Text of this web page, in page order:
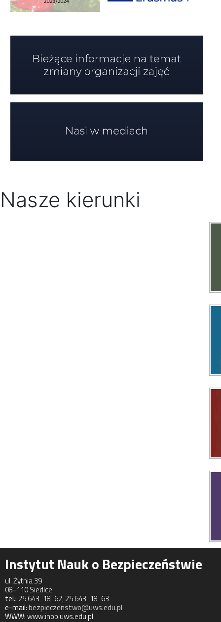
Nasze kierunki
Instytut Nauk o Bezpieczeństwie
ul. Żytnia 39
08-110 Siedlce
tel.: 25 643-18-62, 25 643-18-63
e-mail:bezpieczenstwo@uws.edu.pl
WWW:www.inob.uws.edu.pl